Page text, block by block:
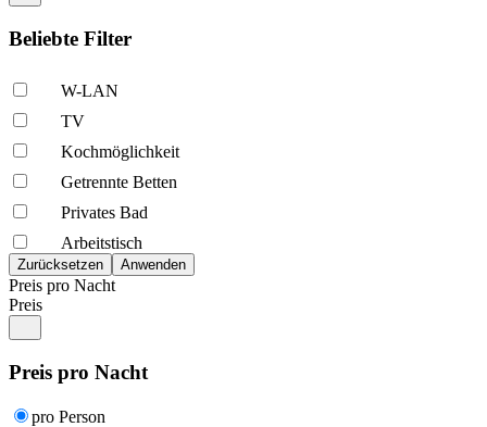
Beliebte Filter
W-LAN
TV
Kochmöglich­keit
Getrennte Betten
Privates Bad
Arbeitstisch
Preis pro Nacht
Preis
Preis pro Nacht
pro Person